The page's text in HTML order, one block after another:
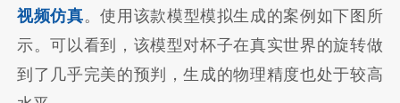
视频仿真。使用该款模型模拟生成的案例如下图所
示。可以看到，该模型对杯子在真实世界的旋转做
到了几乎完美的预判，生成的物理精度也处于较高